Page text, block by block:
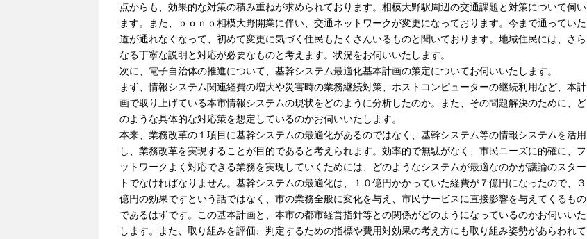
点からも、効果的な対策の積み重ねが求められております。相模大野駅周辺の交通課題と対策について伺い
ます。また、ｂｏｎｏ相模大野開業に伴い、交通ネットワークが変更になっております。今まで通っていた
道が通れなくなって、初めて変更に気づく住民もたくさんいるものと聞いております。地域住民には、さら
なる丁寧な説明と対応が必要なものと考えます。状況をお伺いいたします。
次に、電子自治体の推進について、基幹システム最適化基本計画の策定についてお伺いいたします。
まず、情報システム関連経費の増大や災害時の業務継続対策、ホストコンピューターの継続利用など、本計
画で取り上げている本市情報システムの現状をどのように分析したのか。また、その問題解決のために、ど
のような具体的な対応策を想定しているのかお伺いいたします。
本来、業務改革の１項目に基幹システムの最適化があるのではなく、基幹システム等の情報システムを活用
し、業務改革を実現することが目的であると考えられます。効率的で無駄がなく、市民ニーズに的確に、フ
ットワークよく対応できる業務を実現していくためには、どのようなシステムが最適なのかが議論のスター
トでなければなりません。基幹システムの最適化は、１０億円かかっていた経費が７億円になったので、３
億円の効果ですという話ではなく、市の業務全般に変化を与え、市民サービスに直接影響を与えてくるもの
であるはずです。この基本計画と、本市の都市経営指針等との関係がどのようになっているのかお伺いいた
します。また、取り組みを評価、判定するための指標や費用対効果の考え方にも取り組み姿勢があらわれて